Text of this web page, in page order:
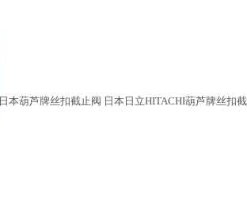
日本葫芦牌丝扣截止阀 日本日立HITACHI葫芦牌丝扣